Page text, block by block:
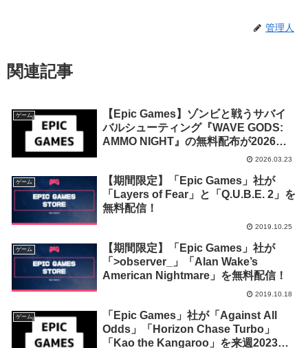
管理人
関連記事
ゲーム
【Epic Games】ゾンビと戦うサバイ
バルシューティング『WAVE GODS:
AMMO NIGHT』の無料配布が2026年3
月29日午後7時までの期間限定で開始
2026.03.23
ゲーム
【期間限定】「Epic Games」社が
「Layers of Fear」と「Q.U.B.E. 2」を
無料配信！
2019.10.25
ゲーム
【期間限定】「Epic Games」社が
「>observer_」「Alan Wake’s
American Nightmare」を無料配信！
2019.10.18
ゲーム
「Epic Games」社が「Against All
Odds」「Horizon Chase Turbo」
「Kao the Kangaroo」を来週2023年5